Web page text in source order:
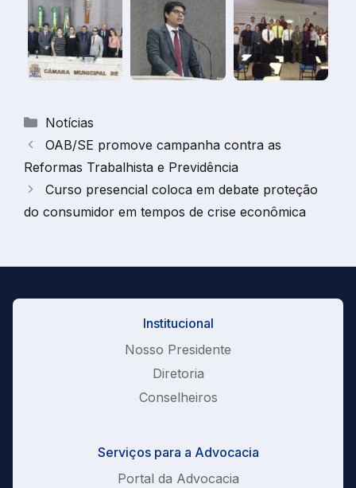
Categorias
Notícias
OAB/SE promove campanha contra as
Reformas Trabalhista e Previdência
Curso presencial coloca em debate proteção
do consumidor em tempos de crise econômica
Institucional
Nosso Presidente
Diretoria
Conselheiros
Serviços para a Advocacia
Portal da Advocacia